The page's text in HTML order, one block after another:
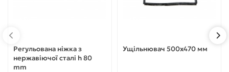
Регульована ніжка з
нержавіючої сталі h 80
mm
Ущільнювач 500x470 мм